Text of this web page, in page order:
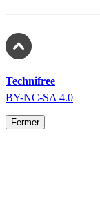
Technifree
BY-NC-SA 4.0
Fermer